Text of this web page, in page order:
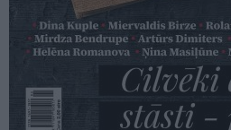
SEARCH